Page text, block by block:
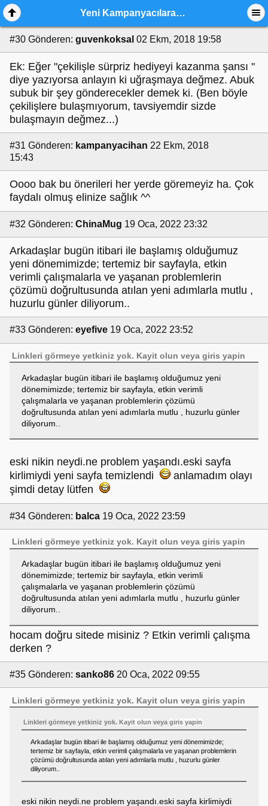
Yeni Kampanyacılara Öneriler
#30 Gönderen: guvenkoksal 02 Ekm, 2018 19:58
Ek: Eğer "çekilişle sürpriz hediyeyi kazanma şansı "
diye yazıyorsa anlayın ki uğraşmaya değmez. Abuk
subuk bir şey gönderecekler demek ki. (Ben böyle
çekilişlere bulaşmıyorum, tavsiyemdir sizde
bulaşmayın değmez...)
#31 Gönderen: kampanyacihan 22 Ekm, 2018
15:43
Oooo bak bu önerileri her yerde göremeyiz ha. Çok
faydalı olmuş elinize sağlık ^^
#32 Gönderen: ChinaMug 19 Oca, 2022 23:32
Arkadaşlar bugün itibari ile başlamış olduğumuz
yeni dönemimizde; tertemiz bir sayfayla, etkin
verimli çalışmalarla ve yaşanan problemlerin
çözümü doğrultusunda atılan yeni adımlarla mutlu ,
huzurlu günler diliyorum..
#33 Gönderen: eyefive 19 Oca, 2022 23:52
Linkleri görmeye yetkiniz yok. Kayit olun veyagiris yapin
Arkadaşlar bugün itibari ile başlamış olduğumuz yeni
dönemimizde; tertemiz bir sayfayla, etkin verimli
çalışmalarla ve yaşanan problemlerin çözümü
doğrultusunda atılan yeni adımlarla mutlu , huzurlu günler
diliyorum..
eski nikin neydi.ne problem yaşandı.eski sayfa
kirlimiydi yeni sayfa temizlendi
anlamadım olayı
şimdi detay lütfen
#34 Gönderen: balca 19 Oca, 2022 23:59
Linkleri görmeye yetkiniz yok. Kayit olun veyagiris yapin
Arkadaşlar bugün itibari ile başlamış olduğumuz yeni
dönemimizde; tertemiz bir sayfayla, etkin verimli
çalışmalarla ve yaşanan problemlerin çözümü
doğrultusunda atılan yeni adımlarla mutlu , huzurlu günler
diliyorum..
hocam doğru sitede misiniz ? Etkin verimli çalışma
derken ?
#35 Gönderen: sanko86 20 Oca, 2022 09:55
Linkleri görmeye yetkiniz yok. Kayit olun veyagiris yapin
Linkleri görmeye yetkiniz yok. Kayit olun veyagiris yapin
Arkadaşlar bugün itibari ile başlamış olduğumuz yeni dönemimizde;
tertemiz bir sayfayla, etkin verimli çalışmalarla ve yaşanan problemlerin
çözümü doğrultusunda atılan yeni adımlarla mutlu , huzurlu günler
diliyorum..
eski nikin neydi.ne problem yaşandı.eski sayfa kirlimiydi